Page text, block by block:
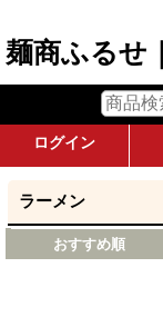
麺商ふるせ
ログイン
ラーメン
おすすめ順